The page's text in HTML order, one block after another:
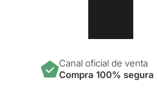
Canal oficial de venta
Compra 100% segura